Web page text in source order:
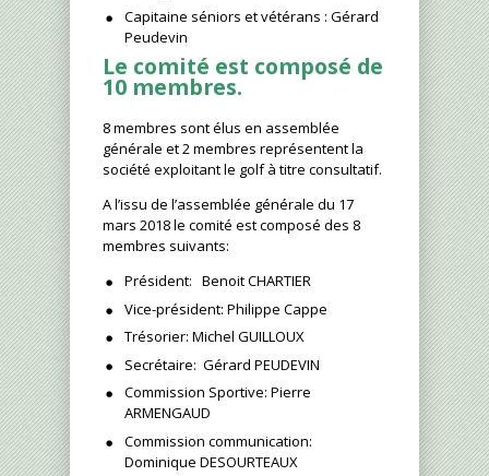
Capitaine séniors et vétérans : Gérard
Peudevin
Le comité est composé de
10 membres.
8 membres sont élus en assemblée
générale et 2 membres représentent la
société exploitant le golf à titre consultatif.
A l’issu de l’assemblée générale du 17
mars 2018 le comité est composé des 8
membres suivants:
Président: Benoit CHARTIER
Vice-président: Philippe Cappe
Trésorier: Michel GUILLOUX
Secrétaire: Gérard PEUDEVIN
Commission Sportive: Pierre
ARMENGAUD
Commission communication:
Dominique DESOURTEAUX